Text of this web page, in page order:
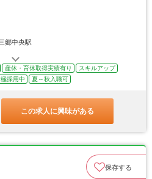
郷中央駅
産休・育休取得実績有り
スキルアップ
採用中 夏～秋入職可
この求人に興味がある
保存する